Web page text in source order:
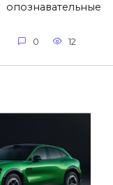
опознавательные
0 12